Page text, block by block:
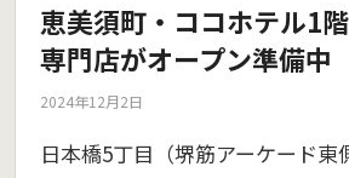
恵美須町・ココホテル1
専門店がオープン準備中
2024年12月2日
日本橋5丁目（堺筋アーケード東